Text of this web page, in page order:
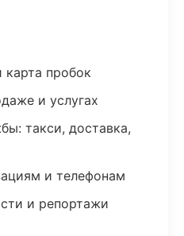
карта пробок
и услугах
такси, доставка,
и телефонам
и репортажи